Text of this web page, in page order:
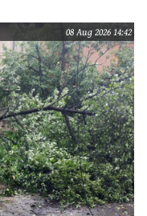
08 Aug 2026 14:42